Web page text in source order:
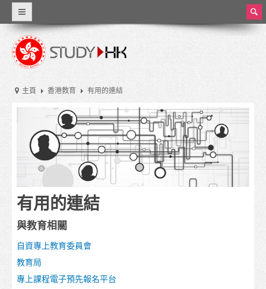
為甚麼選擇香港
世界級教育
資料概覽
香港教育
香港的教育制度
獎學金
實習和兼職工作
大學和高等教育
課程名單
ear
ch
主頁 香港教育 有用的連結
有用的連結
與教育相關
自資專上教育委員會
教育局
專上課程電子預先報名平台